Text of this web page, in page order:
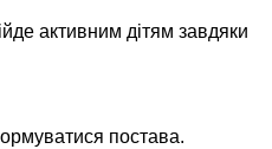
активним дітям завдяки
постава.